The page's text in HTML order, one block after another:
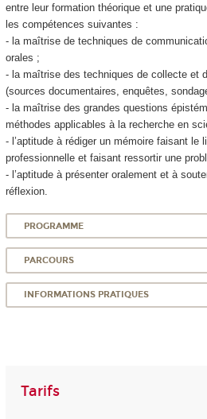
entre leur formation théorique et une
les compétences suivantes :
- la maîtrise de techniques de
orales ;
- la maîtrise des techniques de collecte et
(sources documentaires, enquêtes,
- la maîtrise des grandes questions
méthodes applicables à la recherche en
- l’aptitude à rédiger un mémoire faisant le
professionnelle et faisant ressortir une
- l’aptitude à présenter oralement et à
réflexion.
PROGRAMME
PARCOURS
INFORMATIONS PRATIQUES
Tarifs